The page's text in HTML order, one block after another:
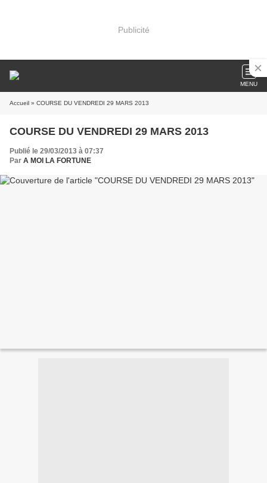
Publicité
MENU
Accueil » COURSE DU VENDREDI 29 MARS 2013
COURSE DU VENDREDI 29 MARS 2013
Publié le 29/03/2013 à 07:37
Par A MOI LA FORTUNE